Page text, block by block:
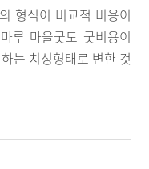
형식이 비교적 비용이
루 마을굿도 굿비용이
는 치성형태로 변한 것